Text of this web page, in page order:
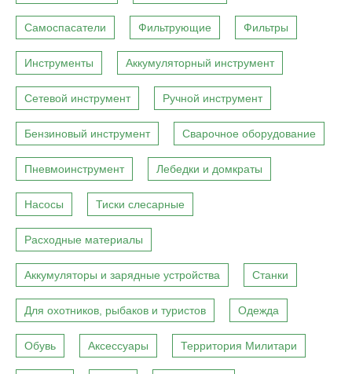
Самоспасатели Фильтрующие Фильтры
Инструменты Аккумуляторный инструмент
Сетевой инструмент Ручной инструмент
Бензиновый инструмент Сварочное оборудование
Пневмоинструмент Лебедки и домкраты
Насосы Тиски слесарные
Расходные материалы
Аккумуляторы и зарядные устройства Станки
Для охотников, рыбаков и туристов Одежда
Обувь Аксессуары Территория Милитари